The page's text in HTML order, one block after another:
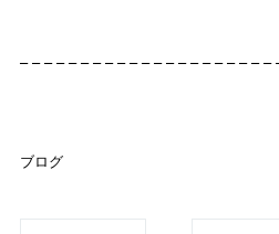
ブログ